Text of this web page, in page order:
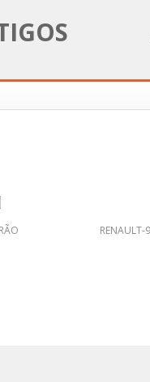
RENAULT-